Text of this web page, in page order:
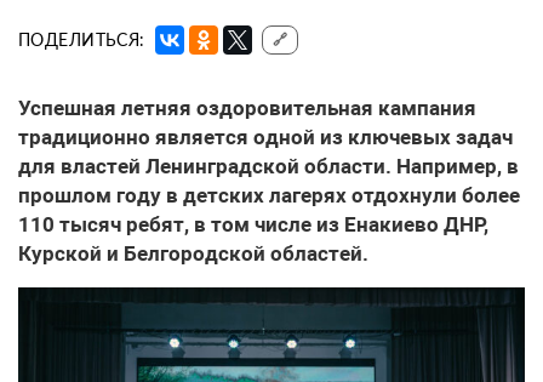
ПОДЕЛИТЬСЯ: 🔗
Успешная летняя оздоровительная кампания
традиционно является одной из ключевых задач
для властей Ленинградской области. Например, в
прошлом году в детских лагерях отдохнули более
110 тысяч ребят, в том числе из Енакиево ДНР,
Курской и Белгородской областей.